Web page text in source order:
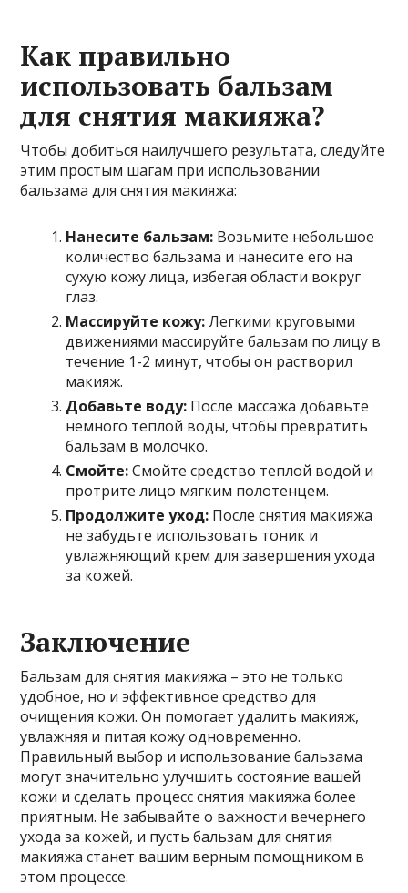
Как правильно
использовать бальзам
для снятия макияжа?
Чтобы добиться наилучшего результата, следуйте
этим простым шагам при использовании
бальзама для снятия макияжа:
Нанесите бальзам: Возьмите небольшое
количество бальзама и нанесите его на
сухую кожу лица, избегая области вокруг
глаз.
Массируйте кожу:Легкими круговыми
движениями массируйте бальзам по лицу в
течение 1-2 минут, чтобы он растворил
макияж.
Добавьте воду: После массажа добавьте
немного теплой воды, чтобы превратить
бальзам в молочко.
Смойте:Смойте средство теплой водой и
протрите лицо мягким полотенцем.
Продолжите уход: После снятия макияжа
не забудьте использовать тоник и
увлажняющий крем для завершения ухода
за кожей.
Заключение
Бальзам для снятия макияжа – это не только
удобное, но и эффективное средство для
очищения кожи. Он помогает удалить макияж,
увлажняя и питая кожу одновременно.
Правильный выбор и использование бальзама
могут значительно улучшить состояние вашей
кожи и сделать процесс снятия макияжа более
приятным. Не забывайте о важности вечернего
ухода за кожей, и пусть бальзам для снятия
макияжа станет вашим верным помощником в
этом процессе.